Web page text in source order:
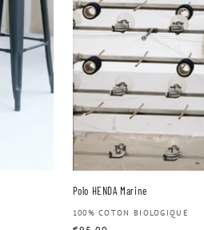
Polo HENDA Marine
Distributeur :
100% COTON BIOLOGIQUE